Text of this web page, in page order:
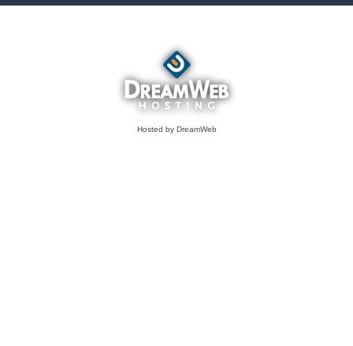
Hosted by DreamWeb